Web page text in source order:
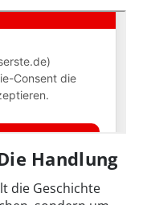
Handlung
die Geschichte